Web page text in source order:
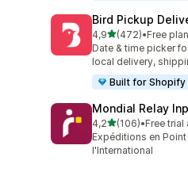
Bird Pickup
4,9stelle su 5
(472)
472 recensioni totali
•Free
Date & time picker
local delivery,
Built for Shopify
Mondial Relay
4,2stelle su 5
(106)
106 recensioni totali
•Free trial
Expéditions en Point
l'International